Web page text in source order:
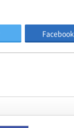
Facebook